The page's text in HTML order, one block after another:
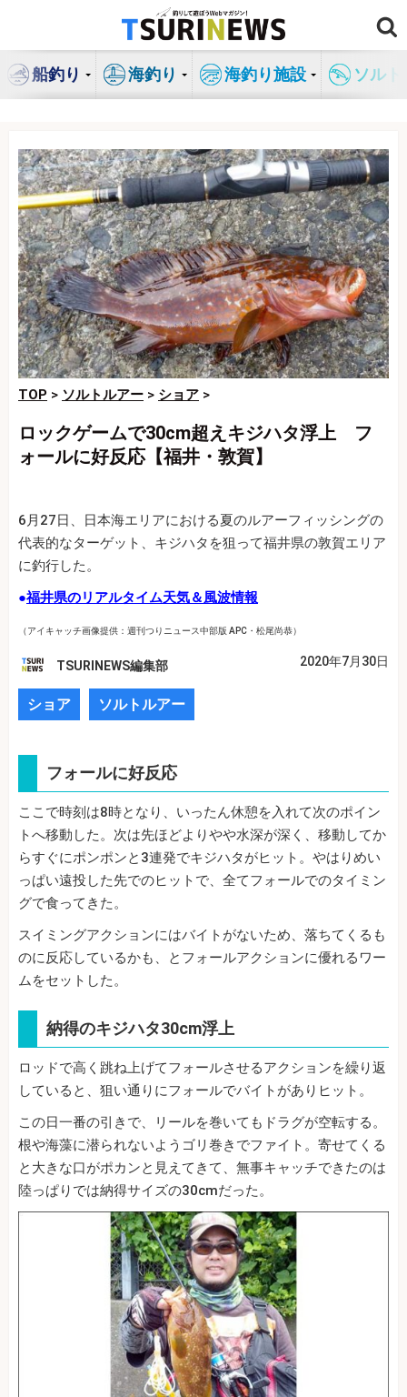
ン
船釣り 海釣り 海釣り施設 ソル
TOP > ソルトルアー > ショア >
ロックゲームで30cm超えキジハタ浮上 フ
ォールに好反応【福井・敦賀】
6月27日、日本海エリアにおける夏のルアーフィッシングの
代表的なターゲット、キジハタを狙って福井県の敦賀エリア
に釣行した。
●福井県のリアルタイム天気＆風波情報
（アイキャッチ画像提供：週刊つりニュース中部版 APC・松尾尚恭）
TSURINEWS編集部 2020年7月30日
ショア ソルトルアー
フォールに好反応
ここで時刻は8時となり、いったん休憩を入れて次のポイン
トへ移動した。次は先ほどよりやや水深が深く、移動してか
らすぐにポンポンと3連発でキジハタがヒット。やはりめい
っぱい遠投した先でのヒットで、全てフォールでのタイミン
グで食ってきた。
スイミングアクションにはバイトがないため、落ちてくるも
のに反応しているかも、とフォールアクションに優れるワー
ムをセットした。
納得のキジハタ30cm浮上
ロッドで高く跳ね上げてフォールさせるアクションを繰り返
していると、狙い通りにフォールでバイトがありヒット。
この日一番の引きで、リールを巻いてもドラグが空転する。
根や海藻に潜られないようゴリ巻きでファイト。寄せてくる
と大きな口がポカンと見えてきて、無事キャッチできたのは
陸っぱりでは納得サイズの30cmだった。